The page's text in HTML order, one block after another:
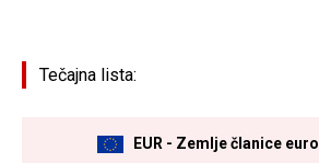
Tečajna lista:
EUR - Zemlje članice euro